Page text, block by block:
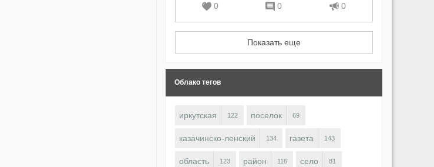
0 0 0
Показать еще
Облако тегов
иркутская 122 поселок 69
казачинско-ленский 134 газета 143
область 123 район 116 село 81